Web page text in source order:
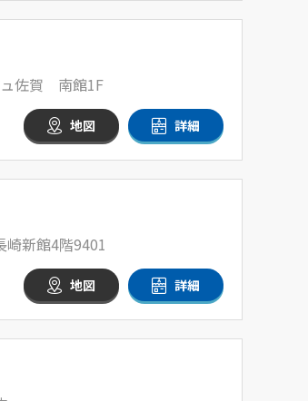
ュ佐賀 南館1F
地図 詳細
崎新館4階9401
地図 詳細